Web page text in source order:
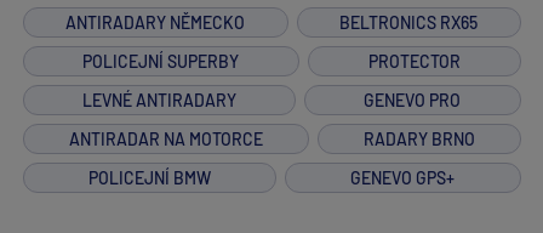
ANTIRADARY NĚMECKO
BELTRONICS RX65
POLICEJNÍ SUPERBY
PROTECTOR
LEVNÉ ANTIRADARY
GENEVO PRO
ANTIRADAR NA MOTORCE
RADARY BRNO
POLICEJNÍ BMW
GENEVO GPS+